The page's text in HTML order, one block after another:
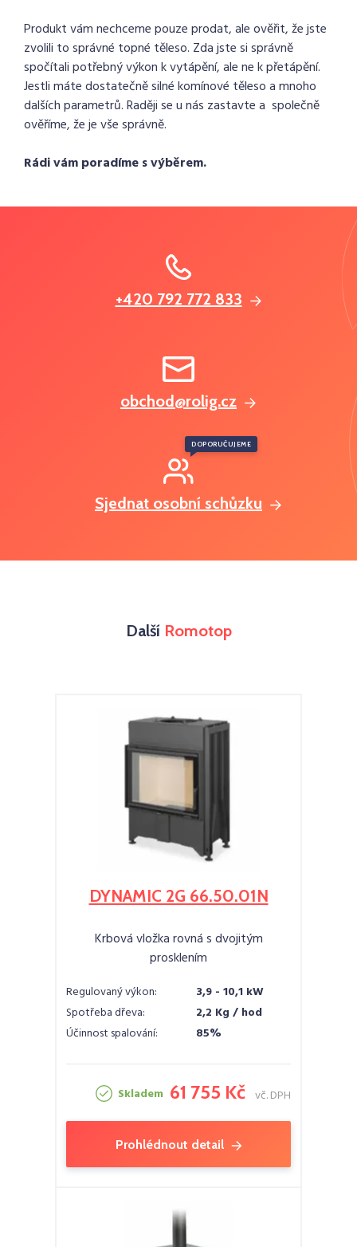
Produkt vám nechceme pouze prodat, ale ověřit, že jste
zvolili to správné topné těleso. Zda jste si správně
spočítali potřebný výkon k vytápění, ale ne k přetápění.
Jestli máte dostatečně silné komínové těleso a mnoho
dalších parametrů. Raději se u nás zastavte a společně
ověříme, že je vše správně.
Rádi vám poradíme s výběrem.
+420 792 772 833
obchod@rolig.cz
Sjednat osobní schůzku
DOPORUČUJEME
Další Romotop
DYNAMIC 2G 66.50.01N
Krbová vložka rovná s dvojitým
prosklením
Regulovaný výkon:
3,9 - 10,1 kW
Spotřeba dřeva:
2,2 Kg / hod
Účinnost spalování:
85%
Skladem 61 755 Kč vč. DPH
Prohlédnout detail